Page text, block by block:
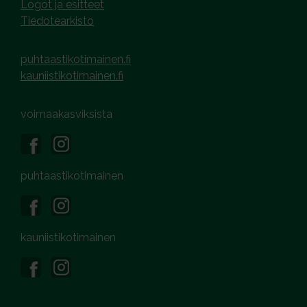
Logot ja esitteet
Tiedotearkisto
puhtaastikotimainen.fi
kauniistikotimainen.fi
voimaakasviksista
puhtaastikotimainen
kauniistikotimainen